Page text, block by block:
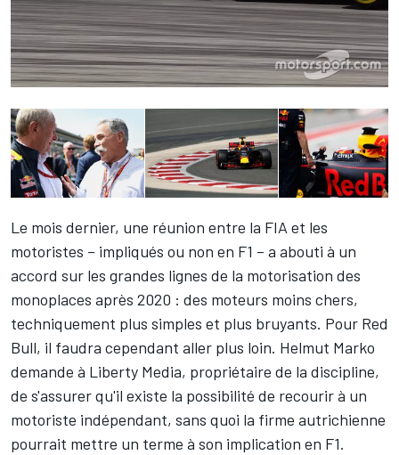
Le mois dernier, une réunion entre la FIA et les
motoristes – impliqués ou non en F1 – a abouti à un
accord sur les grandes lignes de la motorisation des
monoplaces après 2020 : des moteurs moins chers,
techniquement plus simples et plus bruyants. Pour Red
Bull, il faudra cependant aller plus loin. Helmut Marko
demande à Liberty Media, propriétaire de la discipline,
de s'assurer qu'il existe la possibilité de recourir à un
motoriste indépendant, sans quoi la firme autrichienne
pourrait mettre un terme à son implication en F1.